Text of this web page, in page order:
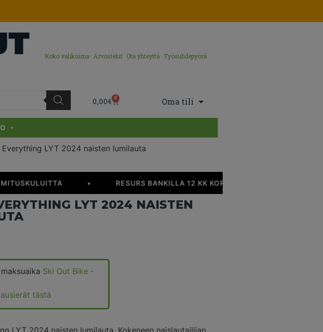
Koko valikoima Arvostelut Ota yhteyttä Työsuhdepyörä
0,00€ 0 Oma tili
LYT 2024 naisten lumilauta
RESURS BANKILLA 12 KK KOROTONTA MAKSUAIKAA
LYT 2024 NAISTEN
Ski Out Bike -
tästä
LYT 2024 naisten lumilauta. Kokeneen naislautailijan